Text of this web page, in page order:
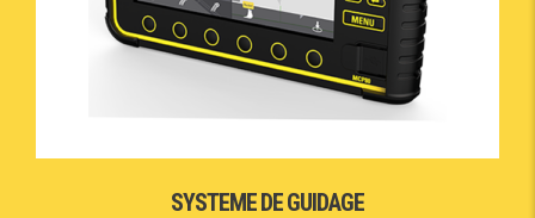
SYSTEME DE GUIDAGE